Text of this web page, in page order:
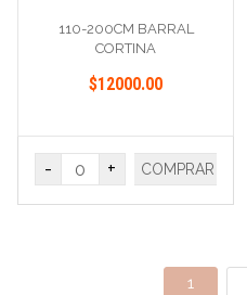
110-200CM BARRAL
CORTINA
$12000.00
- + COMPRAR
1